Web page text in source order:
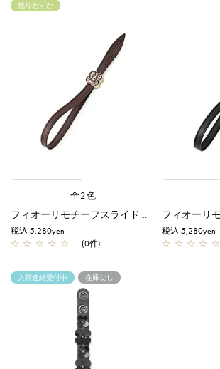
残りわずか
全2色
フィオーリモチーフスライド式ベルトグローブホルダー/ダークブラウン
税込 5,280yen
☆ ☆ ☆ ☆ ☆ (0件)
税込 5,280yen
☆ ☆ ☆ ☆ ☆
入荷連絡受付中 在庫なし